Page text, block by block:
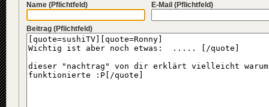
Name (Pflichtfeld) E-Mail (Pflichtfeld)
Beitrag (Pflichtfeld)